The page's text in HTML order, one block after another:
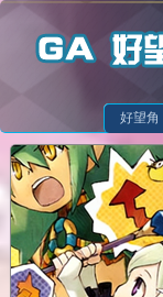
好望角